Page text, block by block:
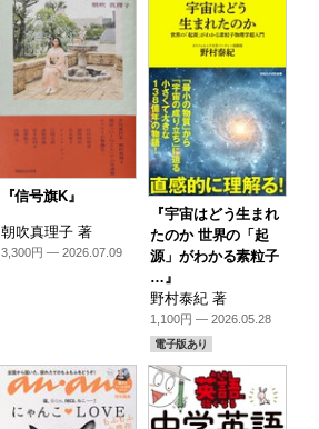
『信号旗K』
朝吹真理子 著
3,300円 — 2026.07.09
『宇宙はどう生まれ
たのか 世界の「起
源」がわかる素粒子
…』
野村泰紀 著
1,100円 — 2026.05.28
電子版あり